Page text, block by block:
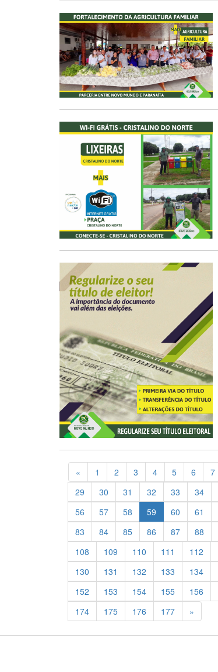
« Previous
1 2 3 4 5 6 7
29
30 31 32 33 34
56
57 58 59 60 61
83
84 85 86 87 88
108
109 110 111 112
130
131 132 133 134
152
153 154 155 156
174
175 176 177 »